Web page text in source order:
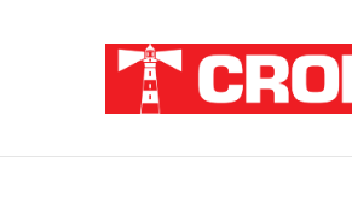
Breaking News Pupovac i